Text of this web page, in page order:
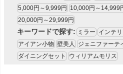
5,000円～9,999円
10,000円～14,999
20,000円～29,999円
キーワードで探す: ミラー インテ
アイアン小物 壁美人 ジェニファーテ
ダイニングセット
ウィリアムモリス